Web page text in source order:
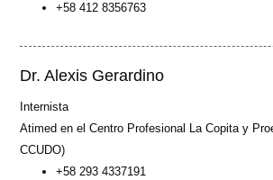
+58 412 8356763
Dr. Alexis Gerardino
Internista
Atimed en el Centro Profesional La Copita y
CCUDO)
+58 293 4337191